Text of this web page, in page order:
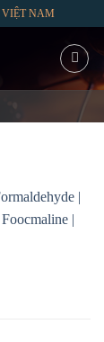
VIỆT NAM
|
|